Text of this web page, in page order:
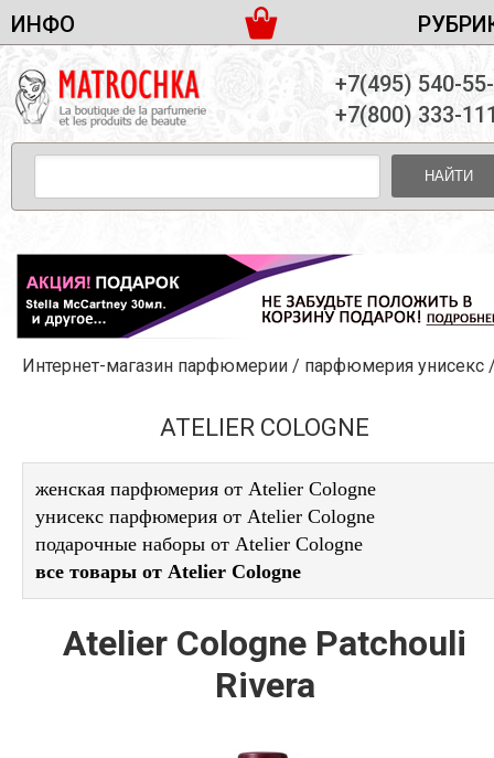
ИНФО
ДОСТАВКА И ОПЛАТА
ПАРТНЕРСТВО
КОНТАКТЫ
ЖЕНСКАЯ ПАРФЮМЕРИЯ
МУЖСКАЯ ПАРФЮМЕРИЯ
УНИСЕКС ПАРФЮМЕРИЯ
ЖЕНСКИЕ НАБОРЫ
МУЖСКИЕ НАБОРЫ
УНИСЕКС НАБОРЫ
УХОД ЗА ЛИЦОМ
УХОД ЗА ТЕЛОМ
ДЕКОРАТИВНАЯ КОСМЕТИКА
+7(495) 540-
+7(800) 333-
НАЙТИ
Интернет-магазин парфюмерии / парфюмерия унисекс
ATELIER COLOGNE
женская парфюмерия от Atelier Cologne
унисекс парфюмерия от Atelier Cologne
подарочные наборы от Atelier Cologne
все товары от Atelier Cologne
Atelier Cologne Patchouli
Rivera